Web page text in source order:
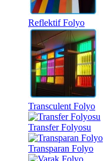
Reflektif Folyo
Transculent Folyo
Transfer Folyosu
Transparan Folyo